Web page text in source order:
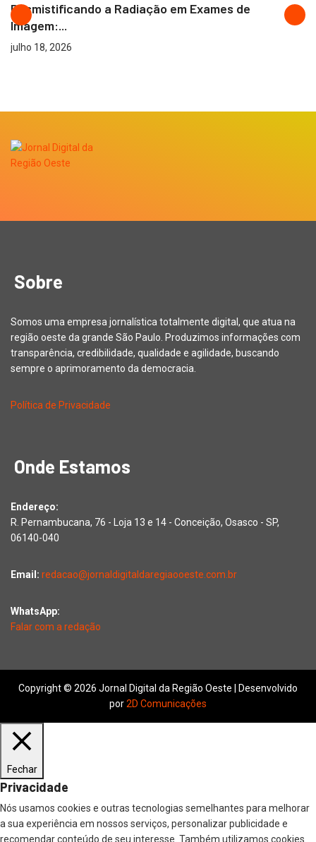
Desmistificando a Radiação em Exames de
Imagem:...
julho 18, 2026
Sobre
Somos uma empresa jornalística totalmente digital, que atua na
região oeste da grande São Paulo. Produzimos informações com
transparência, credibilidade, qualidade e agilidade, buscando
sempre o aprimoramento da democracia.
Política de Privacidade
Onde Estamos
Endereço:
R. Pernambucana, 76 - Loja 13 e 14 - Conceição, Osasco - SP,
06140-040
Email: redacao@jornaldigitaldaregiaooeste.com.br
WhatsApp:
Falar com a redação
Copyright © 2026 Jornal Digital da Região Oeste | Desenvolvido
por2D Comunicações
Fechar
Privacidade
Nós usamos cookies e outras tecnologias semelhantes para melhorar
a sua experiência em nossos serviços, personalizar publicidade e
recomendar conteúdo de seu interesse. Também utilizamos cookies